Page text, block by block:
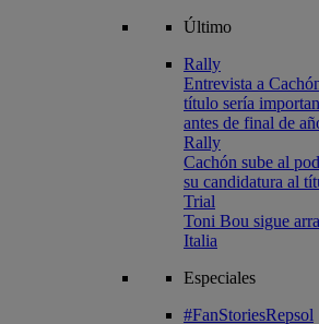
Último
Rally
Entrevista a
título sería
antes de final de
Rally
Cachón sube al
su candidatura al
Trial
Toni Bou sigue
Italia
Especiales
#FanStoriesRepsol